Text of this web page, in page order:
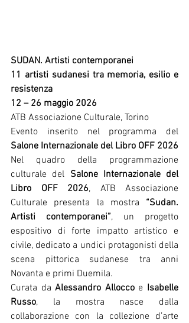
SUDAN. Artisti contemporanei
11 artisti sudanesi tra memoria, esilio e
resistenza
12 – 26 maggio 2026
ATB Associazione Culturale, Torino
Salone Internazionale del Libro OFF 2026
Nel quadro della programmazione
culturale del Salone Internazionale del
Libro OFF 2026, ATB Associazione
Culturale presenta la mostra “Sudan.
Artisti contemporanei”, un progetto
espositivo di forte impatto artistico e
civile, dedicato a undici protagonisti della
scena pittorica sudanese tra anni
Novanta e primi Duemila.
Curata da Alessandro Allocco e Isabelle
Russo, la mostra nasce dalla
collaborazione con la collezione d’arte